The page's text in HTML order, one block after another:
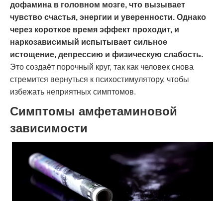
дофамина в головном мозге, что вызывает
чувство счастья, энергии и уверенности. Однако
через короткое время эффект проходит, и
наркозависимый испытывает сильное
истощение, депрессию и физическую слабость.
Это создаёт порочный круг, так как человек снова
стремится вернуться к психостимулятору, чтобы
избежать неприятных симптомов.
Симптомы амфетаминовой
зависимости